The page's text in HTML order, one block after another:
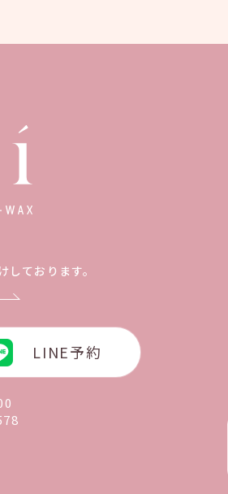
しております。
LINE予約